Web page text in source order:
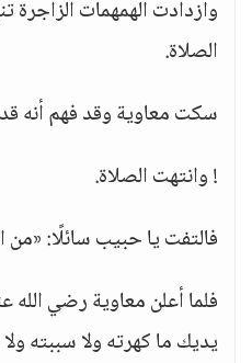
وازدادت الهمهمات الزاجرة
الصلاة.
سكت معاوية وقد فهم أنه
! وانتهت الصلاة.
فالتفت يا حبيب سائلًا: «من
فلما أعلن معاوية رضي
يديك ما كهرته ولا سببته